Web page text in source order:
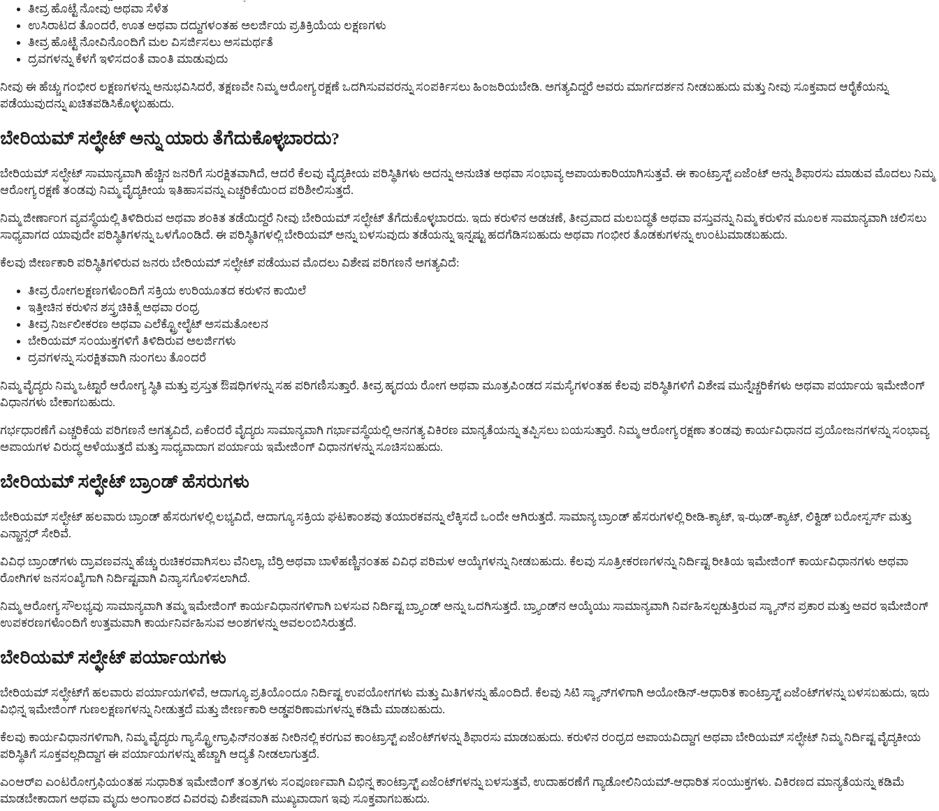
ತೀವ್ರ ಹೊಟ್ಟೆ ನೋವು ಅಥವಾ ಸೆಳೆತ
ಉಸಿರಾಟದ ತೊಂದರೆ, ಊತ ಅಥವಾ ದದ್ದುಗಳಂತಹ ಅಲರ್ಜಿಯ ಪ್ರತಿಕ್ರಿಯೆಯ ಲಕ್ಷಣಗಳು
ತೀವ್ರ ಹೊಟ್ಟೆ ನೋವಿನೊಂದಿಗೆ ಮಲ ವಿಸರ್ಜಿಸಲು ಅಸಮರ್ಥತೆ
ದ್ರವಗಳನ್ನು ಕೆಳಗೆ ಇಳಿಸದಂತೆ ವಾಂತಿ ಮಾಡುವುದು
ನೀವು ಈ ಹೆಚ್ಚು ಗಂಭೀರ ಲಕ್ಷಣಗಳನ್ನು ಅನುಭವಿಸಿದರೆ, ತಕ್ಷಣವೇ ನಿಮ್ಮ ಆರೋಗ್ಯ ರಕ್ಷಣೆ ಒದಗಿಸುವವರನ್ನು ಸಂಪರ್ಕಿಸಲು ಹಿಂಜರಿಯಬೇಡಿ. ಅಗತ್ಯವಿದ್ದರೆ ಅವರು ಮಾರ್ಗದರ್ಶನ ನೀಡಬಹುದು ಮತ್ತು ನೀವು ಸೂಕ್ತವಾದ ಆರೈಕೆಯನ್ನು
ಪಡೆಯುವುದನ್ನು ಖಚಿತಪಡಿಸಿಕೊಳ್ಳಬಹುದು.
ಬೇರಿಯಮ್ ಸಲ್ಫೇಟ್ ಅನ್ನು ಯಾರು ತೆಗೆದುಕೊಳ್ಳಬಾರದು?
ಬೇರಿಯಮ್ ಸಲ್ಫೇಟ್ ಸಾಮಾನ್ಯವಾಗಿ ಹೆಚ್ಚಿನ ಜನರಿಗೆ ಸುರಕ್ಷಿತವಾಗಿದೆ, ಆದರೆ ಕೆಲವು ವೈದ್ಯಕೀಯ ಪರಿಸ್ಥಿತಿಗಳು ಅದನ್ನು ಅನುಚಿತ ಅಥವಾ ಸಂಭಾವ್ಯ ಅಪಾಯಕಾರಿಯಾಗಿಸುತ್ತವೆ. ಈ ಕಾಂಟ್ರಾಸ್ಟ್ ಏಜೆಂಟ್ ಅನ್ನು ಶಿಫಾರಸು ಮಾಡುವ ಮೊದಲು ನಿಮ್ಮ
ಆರೋಗ್ಯ ರಕ್ಷಣೆ ತಂಡವು ನಿಮ್ಮ ವೈದ್ಯಕೀಯ ಇತಿಹಾಸವನ್ನು ಎಚ್ಚರಿಕೆಯಿಂದ ಪರಿಶೀಲಿಸುತ್ತದೆ.
ನಿಮ್ಮ ಜೀರ್ಣಾಂಗ ವ್ಯವಸ್ಥೆಯಲ್ಲಿ ತಿಳಿದಿರುವ ಅಥವಾ ಶಂಕಿತ ತಡೆಯಿದ್ದರೆ ನೀವು ಬೇರಿಯಮ್ ಸಲ್ಫೇಟ್ ತೆಗೆದುಕೊಳ್ಳಬಾರದು. ಇದು ಕರುಳಿನ ಅಡಚಣೆ, ತೀವ್ರವಾದ ಮಲಬದ್ಧತೆ ಅಥವಾ ವಸ್ತುವನ್ನು ನಿಮ್ಮ ಕರುಳಿನ ಮೂಲಕ ಸಾಮಾನ್ಯವಾಗಿ ಚಲಿಸಲು
ಸಾಧ್ಯವಾಗದ ಯಾವುದೇ ಪರಿಸ್ಥಿತಿಗಳನ್ನು ಒಳಗೊಂಡಿದೆ. ಈ ಪರಿಸ್ಥಿತಿಗಳಲ್ಲಿ ಬೇರಿಯಮ್ ಅನ್ನು ಬಳಸುವುದು ತಡೆಯನ್ನು ಇನ್ನಷ್ಟು ಹದಗೆಡಿಸಬಹುದು ಅಥವಾ ಗಂಭೀರ ತೊಡಕುಗಳನ್ನು ಉಂಟುಮಾಡಬಹುದು.
ಕೆಲವು ಜೀರ್ಣಕಾರಿ ಪರಿಸ್ಥಿತಿಗಳಿರುವ ಜನರು ಬೇರಿಯಮ್ ಸಲ್ಫೇಟ್ ಪಡೆಯುವ ಮೊದಲು ವಿಶೇಷ ಪರಿಗಣನೆ ಅಗತ್ಯವಿದೆ:
ತೀವ್ರ ರೋಗಲಕ್ಷಣಗಳೊಂದಿಗೆ ಸಕ್ರಿಯ ಉರಿಯೂತದ ಕರುಳಿನ ಕಾಯಿಲೆ
ಇತ್ತೀಚಿನ ಕರುಳಿನ ಶಸ್ತ್ರಚಿಕಿತ್ಸೆ ಅಥವಾ ರಂಧ್ರ
ತೀವ್ರ ನಿರ್ಜಲೀಕರಣ ಅಥವಾ ಎಲೆಕ್ಟ್ರೋಲೈಟ್ ಅಸಮತೋಲನ
ಬೇರಿಯಮ್ ಸಂಯುಕ್ತಗಳಿಗೆ ತಿಳಿದಿರುವ ಅಲರ್ಜಿಗಳು
ದ್ರವಗಳನ್ನು ಸುರಕ್ಷಿತವಾಗಿ ನುಂಗಲು ತೊಂದರೆ
ನಿಮ್ಮ ವೈದ್ಯರು ನಿಮ್ಮ ಒಟ್ಟಾರೆ ಆರೋಗ್ಯ ಸ್ಥಿತಿ ಮತ್ತು ಪ್ರಸ್ತುತ ಔಷಧಿಗಳನ್ನು ಸಹ ಪರಿಗಣಿಸುತ್ತಾರೆ. ತೀವ್ರ ಹೃದಯ ರೋಗ ಅಥವಾ ಮೂತ್ರಪಿಂಡದ ಸಮಸ್ಯೆಗಳಂತಹ ಕೆಲವು ಪರಿಸ್ಥಿತಿಗಳಿಗೆ ವಿಶೇಷ ಮುನ್ನೆಚ್ಚರಿಕೆಗಳು ಅಥವಾ ಪರ್ಯಾಯ ಇಮೇಜಿಂಗ್
ವಿಧಾನಗಳು ಬೇಕಾಗಬಹುದು.
ಗರ್ಭಧಾರಣೆಗೆ ಎಚ್ಚರಿಕೆಯ ಪರಿಗಣನೆ ಅಗತ್ಯವಿದೆ, ಏಕೆಂದರೆ ವೈದ್ಯರು ಸಾಮಾನ್ಯವಾಗಿ ಗರ್ಭಾವಸ್ಥೆಯಲ್ಲಿ ಅನಗತ್ಯ ವಿಕಿರಣ ಮಾನ್ಯತೆಯನ್ನು ತಪ್ಪಿಸಲು ಬಯಸುತ್ತಾರೆ. ನಿಮ್ಮ ಆರೋಗ್ಯ ರಕ್ಷಣಾ ತಂಡವು ಕಾರ್ಯವಿಧಾನದ ಪ್ರಯೋಜನಗಳನ್ನು ಸಂಭಾವ್ಯ
ಅಪಾಯಗಳ ವಿರುದ್ಧ ಅಳೆಯುತ್ತದೆ ಮತ್ತು ಸಾಧ್ಯವಾದಾಗ ಪರ್ಯಾಯ ಇಮೇಜಿಂಗ್ ವಿಧಾನಗಳನ್ನು ಸೂಚಿಸಬಹುದು.
ಬೇರಿಯಮ್ ಸಲ್ಫೇಟ್ ಬ್ರಾಂಡ್ ಹೆಸರುಗಳು
ಬೇರಿಯಮ್ ಸಲ್ಫೇಟ್ ಹಲವಾರು ಬ್ರಾಂಡ್ ಹೆಸರುಗಳಲ್ಲಿ ಲಭ್ಯವಿದೆ, ಆದಾಗ್ಯೂ ಸಕ್ರಿಯ ಘಟಕಾಂಶವು ತಯಾರಕವನ್ನು ಲೆಕ್ಕಿಸದೆ ಒಂದೇ ಆಗಿರುತ್ತದೆ. ಸಾಮಾನ್ಯ ಬ್ರಾಂಡ್ ಹೆಸರುಗಳಲ್ಲಿ ರೀಡಿ-ಕ್ಯಾಟ್, ಇ-ಝಡ್-ಕ್ಯಾಟ್, ಲಿಕ್ವಿಡ್ ಬರೋಸ್ಪರ್ಸ್ ಮತ್ತು
ಎನ್ಹಾನ್ಸರ್ ಸೇರಿವೆ.
ವಿವಿಧ ಬ್ರಾಂಡ್‌ಗಳು ದ್ರಾವಣವನ್ನು ಹೆಚ್ಚು ರುಚಿಕರವಾಗಿಸಲು ವೆನಿಲ್ಲಾ, ಬೆರ್ರಿ ಅಥವಾ ಬಾಳೆಹಣ್ಣಿನಂತಹ ವಿವಿಧ ಪರಿಮಳ ಆಯ್ಕೆಗಳನ್ನು ನೀಡಬಹುದು. ಕೆಲವು ಸೂತ್ರೀಕರಣಗಳನ್ನು ನಿರ್ದಿಷ್ಟ ರೀತಿಯ ಇಮೇಜಿಂಗ್ ಕಾರ್ಯವಿಧಾನಗಳು ಅಥವಾ
ರೋಗಿಗಳ ಜನಸಂಖ್ಯೆಗಾಗಿ ನಿರ್ದಿಷ್ಟವಾಗಿ ವಿನ್ಯಾಸಗೊಳಿಸಲಾಗಿದೆ.
ನಿಮ್ಮ ಆರೋಗ್ಯ ಸೌಲಭ್ಯವು ಸಾಮಾನ್ಯವಾಗಿ ತಮ್ಮ ಇಮೇಜಿಂಗ್ ಕಾರ್ಯವಿಧಾನಗಳಿಗಾಗಿ ಬಳಸುವ ನಿರ್ದಿಷ್ಟ ಬ್ರ್ಯಾಂಡ್ ಅನ್ನು ಒದಗಿಸುತ್ತದೆ. ಬ್ರ್ಯಾಂಡ್‌ನ ಆಯ್ಕೆಯು ಸಾಮಾನ್ಯವಾಗಿ ನಿರ್ವಹಿಸಲ್ಪಡುತ್ತಿರುವ ಸ್ಕ್ಯಾನ್‌ನ ಪ್ರಕಾರ ಮತ್ತು ಅವರ ಇಮೇಜಿಂಗ್
ಉಪಕರಣಗಳೊಂದಿಗೆ ಉತ್ತಮವಾಗಿ ಕಾರ್ಯನಿರ್ವಹಿಸುವ ಅಂಶಗಳನ್ನು ಅವಲಂಬಿಸಿರುತ್ತದೆ.
ಬೇರಿಯಮ್ ಸಲ್ಫೇಟ್ ಪರ್ಯಾಯಗಳು
ಬೇರಿಯಮ್ ಸಲ್ಫೇಟ್‌ಗೆ ಹಲವಾರು ಪರ್ಯಾಯಗಳಿವೆ, ಆದಾಗ್ಯೂ ಪ್ರತಿಯೊಂದೂ ನಿರ್ದಿಷ್ಟ ಉಪಯೋಗಗಳು ಮತ್ತು ಮಿತಿಗಳನ್ನು ಹೊಂದಿದೆ. ಕೆಲವು ಸಿಟಿ ಸ್ಕ್ಯಾನ್‌ಗಳಿಗಾಗಿ ಅಯೋಡಿನ್-ಆಧಾರಿತ ಕಾಂಟ್ರಾಸ್ಟ್ ಏಜೆಂಟ್‌ಗಳನ್ನು ಬಳಸಬಹುದು, ಇದು
ವಿಭಿನ್ನ ಇಮೇಜಿಂಗ್ ಗುಣಲಕ್ಷಣಗಳನ್ನು ನೀಡುತ್ತದೆ ಮತ್ತು ಜೀರ್ಣಕಾರಿ ಅಡ್ಡಪರಿಣಾಮಗಳನ್ನು ಕಡಿಮೆ ಮಾಡಬಹುದು.
ಕೆಲವು ಕಾರ್ಯವಿಧಾನಗಳಿಗಾಗಿ, ನಿಮ್ಮ ವೈದ್ಯರು ಗ್ಯಾಸ್ಟ್ರೋಗ್ರಾಫಿನ್‌ನಂತಹ ನೀರಿನಲ್ಲಿ ಕರಗುವ ಕಾಂಟ್ರಾಸ್ಟ್ ಏಜೆಂಟ್‌ಗಳನ್ನು ಶಿಫಾರಸು ಮಾಡಬಹುದು. ಕರುಳಿನ ರಂಧ್ರದ ಅಪಾಯವಿದ್ದಾಗ ಅಥವಾ ಬೇರಿಯಮ್ ಸಲ್ಫೇಟ್ ನಿಮ್ಮ ನಿರ್ದಿಷ್ಟ ವೈದ್ಯಕೀಯ
ಪರಿಸ್ಥಿತಿಗೆ ಸೂಕ್ತವಲ್ಲದಿದ್ದಾಗ ಈ ಪರ್ಯಾಯಗಳನ್ನು ಹೆಚ್ಚಾಗಿ ಆದ್ಯತೆ ನೀಡಲಾಗುತ್ತದೆ.
ಎಂಆರ್‌ಐ ಎಂಟರೋಗ್ರಫಿಯಂತಹ ಸುಧಾರಿತ ಇಮೇಜಿಂಗ್ ತಂತ್ರಗಳು ಸಂಪೂರ್ಣವಾಗಿ ವಿಭಿನ್ನ ಕಾಂಟ್ರಾಸ್ಟ್ ಏಜೆಂಟ್‌ಗಳನ್ನು ಬಳಸುತ್ತವೆ, ಉದಾಹರಣೆಗೆ ಗ್ಯಾಡೋಲಿನಿಯಮ್-ಆಧಾರಿತ ಸಂಯುಕ್ತಗಳು. ವಿಕಿರಣದ ಮಾನ್ಯತೆಯನ್ನು ಕಡಿಮೆ
ಮಾಡಬೇಕಾದಾಗ ಅಥವಾ ಮೃದು ಅಂಗಾಂಶದ ವಿವರವು ವಿಶೇಷವಾಗಿ ಮುಖ್ಯವಾದಾಗ ಇವು ಸೂಕ್ತವಾಗಬಹುದು.